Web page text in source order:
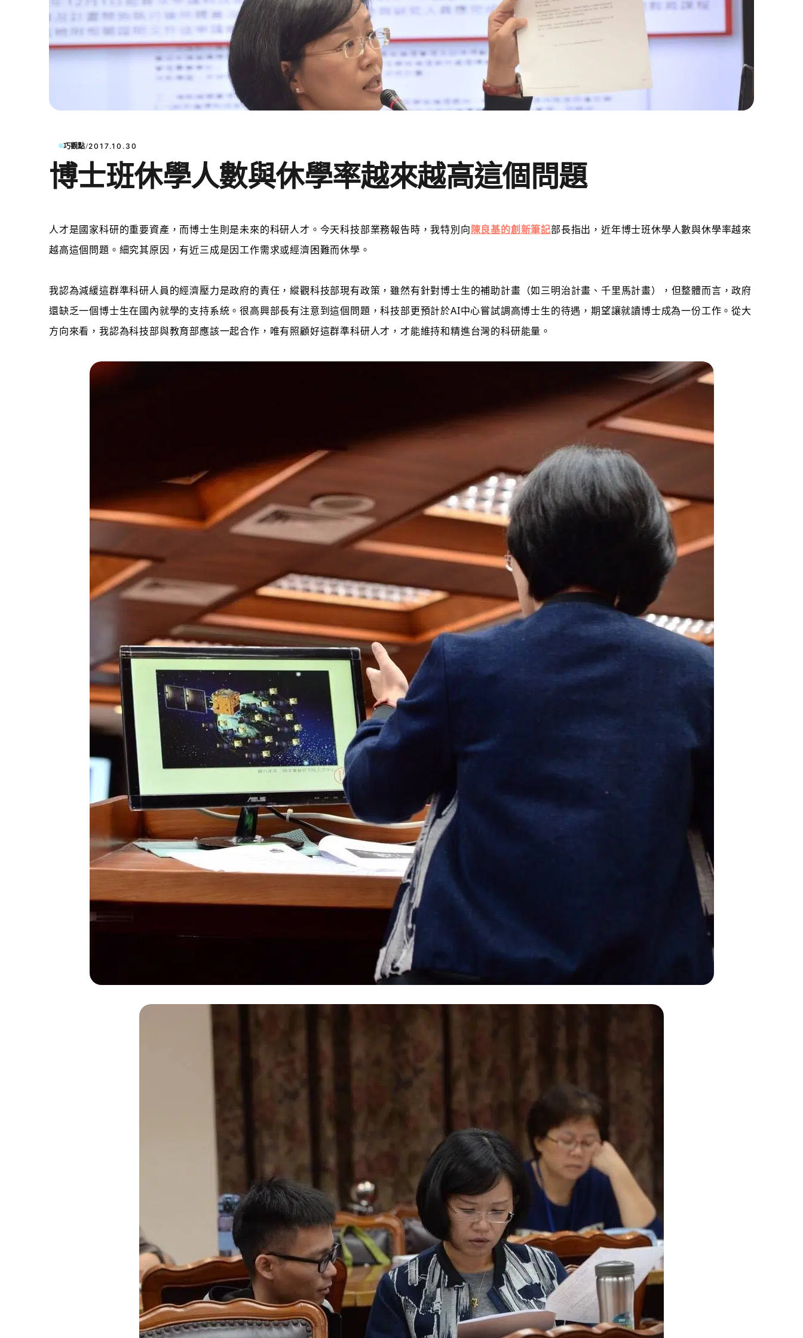
巧觀點/2017.10.30
博士班休學人數與休學率越來越高這個問題
人才是國家科研的重要資產，而博士生則是未來的科研人才。今天科技部業務報告時，我特別向陳良基的創新筆記部長指出，近年博士班休學人數與休學率越來
越高這個問題。細究其原因，有近三成是因工作需求或經濟困難而休學。
我認為減緩這群準科研人員的經濟壓力是政府的責任，縱觀科技部現有政策，雖然有針對博士生的補助計畫（如三明治計畫、千里馬計畫），但整體而言，政府
還缺乏一個博士生在國內就學的支持系統。很高興部長有注意到這個問題，科技部更預計於AI中心嘗試調高博士生的待遇，期望讓就讀博士成為一份工作。從大
方向來看，我認為科技部與教育部應該一起合作，唯有照顧好這群準科研人才，才能維持和精進台灣的科研能量。